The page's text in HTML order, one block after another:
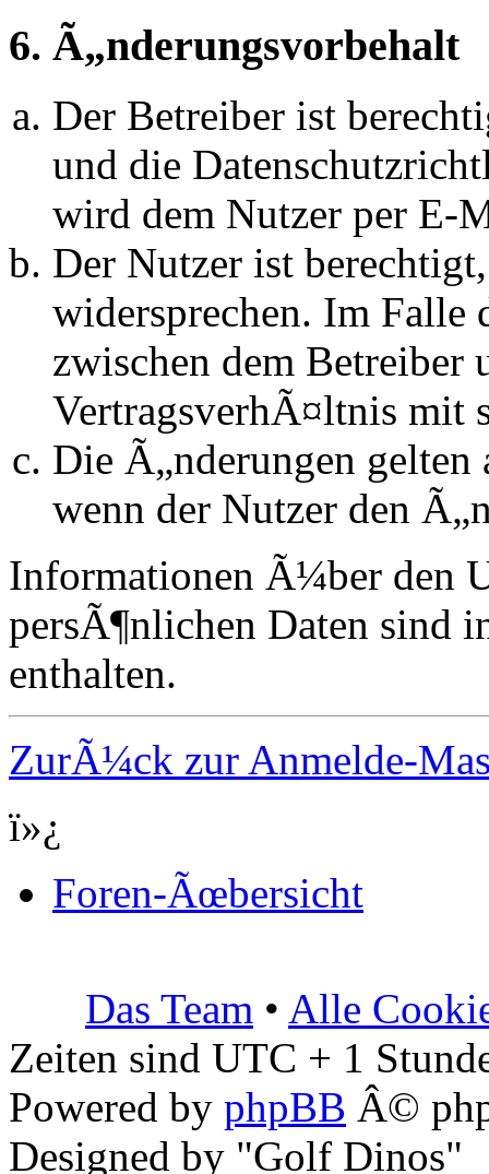
6. Ã„nderungsvorbehalt
Der Betreiber ist
und die
wird dem Nutzer per E-
Der Nutzer ist
widersprechen. Im Falle
zwischen dem Betreiber
VertragsverhÃ¤ltnis mit
Die Ã„nderungen
wenn der Nutzer den
Informationen Ã¼ber den
persÃ¶nlichen Daten sind
enthalten.
ZurÃ¼ck zur Anmelde-
ï»¿
Foren-Ãœbersicht
Das Team • Alle
Zeiten sind UTC + 1
Powered by phpBB Â©
Designed by "Golf Dinos"